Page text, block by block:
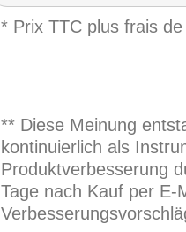
* Prix TTC plus frais
** Diese Meinung
kontinuierlich als
Produktverbesserung
Tage nach Kauf per E-